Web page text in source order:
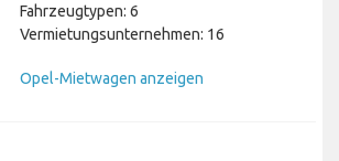
Fahrzeugtypen: 6
Vermietungsunternehmen: 16
Opel-Mietwagen anzeigen